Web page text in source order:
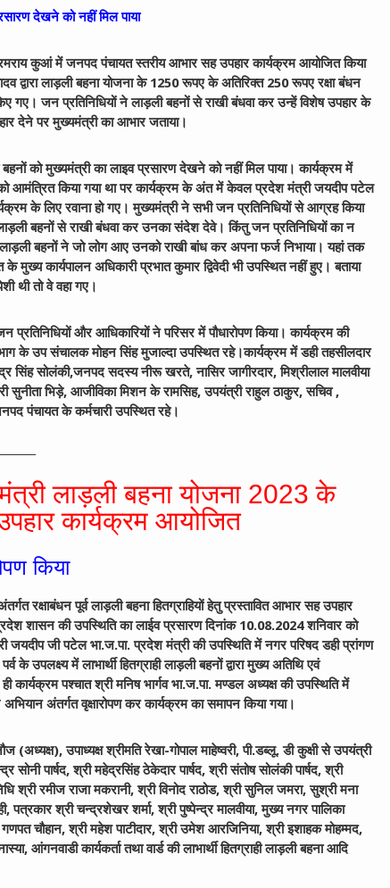
देखने को नहीं मिल पाया
कुआं में जनपद पंचायत स्तरीय आभार सह उपहार कार्यक्रम आयोजित किया
द्वारा लाड़ली बहना योजना के 1250 रूपए के अतिरिक्त 250 रूपए रक्षा बंधन
गए। जन प्रतिनिधियों ने लाड़ली बहनों से राखी बंधवा कर उन्हें विशेष उपहार के
देने पर मुख्यमंत्री का आभार जताया।
को मुख्यमंत्री का लाइव प्रसारण देखने को नहीं मिल पाया। कार्यक्रम में
आमंत्रित किया गया था पर कार्यक्रम के अंत में केवल प्रदेश मंत्री जयदीप पटेल
के लिए रवाना हो गए। मुख्यमंत्री ने सभी जन प्रतिनिधियों से आग्रह किया
बहनों से राखी बंधवा कर उनका संदेश देवे। किंतु जन प्रतिनिधियों का न
बहनों ने जो लोग आए उनको राखी बांध कर अपना फर्ज निभाया। यहां तक
कार्यपालन अधिकारी प्रभात कुमार द्विवेदी भी उपस्थित नहीं हुए। बताया
थी तो वे वहा गए।
और आधिकारियों ने परिसर में पौधारोपण किया। कार्यक्रम की
के उप संचालक मोहन सिंह मुजाल्दा उपस्थित रहे।कार्यक्रम में डही तहसीलदार
सिंह सोलंकी,जनपद सदस्य नीरू खरते, नासिर जागीरदार, मिश्रीलाल मालवीया
सुनीता भिड़े, आजीविका मिशन के रामसिह, उपयंत्री राहुल ठाकुर, सचिव ,
पंचायत के कर्मचारी उपस्थित रहे।
लाड़ली बहना योजना 2023 के
कार्यक्रम आयोजित
किया
रक्षाबंधन पूर्व लाड़ली बहना हितग्राहियों हेतु प्रस्तावित आभार सह उपहार
शासन की उपस्थिति का लाईव प्रसारण दिनांक 10.08.2024 शनिवार को
जी पटेल भा.ज.पा. प्रदेश मंत्री की उपस्थिति में नगर परिषद डही प्रांगण
के उपलक्ष्य में लाभार्थी हितग्राही लाड़ली बहनों द्वारा मुख्य अतिथि एवं
कार्यक्रम पश्चात श्री मनिष भार्गव भा.ज.पा. मण्डल अध्यक्ष की उपस्थिति में
अभियान अंतर्गत वृक्षारोपण कर कार्यक्रम का समापन किया गया।
उपाध्यक्ष श्रीमति रेखा-गोपाल माहेष्वरी, पी.डब्लू. डी कुक्षी से उपयंत्री
सोनी पार्षद, श्री महेद्रसिंह ठेकेदार पार्षद, श्री संतोष सोलंकी पार्षद, श्री
श्री रमीज राजा मकरानी, श्री विनोद राठोड, श्री सुनिल जमरा, सुश्री मना
पत्रकार श्री चन्द्रशेखर शर्मा, श्री पुष्पेन्द्र मालवीया, मुख्य नगर पालिका
चौहान, श्री महेश पाटीदार, श्री उमेश आरजिनिया, श्री इशाहक मोहम्मद,
आंगनवाडी कार्यकर्ता तथा वार्ड की लाभार्थी हितग्राही लाड़ली बहना आदि